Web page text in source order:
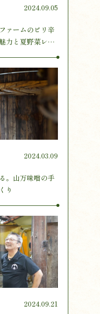
2024.09.05
ァームのピリ辛
力と夏野菜レシ
2024.03.09
。山万味噌の手
り
2024.09.21